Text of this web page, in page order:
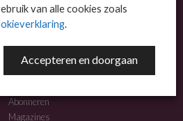
voor IT-dienstverleners met MKB-focus.
MEER INFO
Abonneren
Magazines
van alle cookies zoals
.
Accepteren en doorgaan